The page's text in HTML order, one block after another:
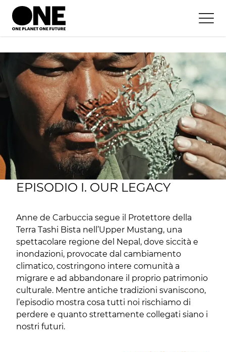
EPISODIO I. OUR LEGACY
Anne de Carbuccia segue il Protettore della
Terra Tashi Bista nell’Upper Mustang, una
spettacolare regione del Nepal, dove siccità e
inondazioni, provocate dal cambiamento
climatico, costringono intere comunità a
migrare e ad abbandonare il proprio patrimonio
culturale. Mentre antiche tradizioni svaniscono,
l’episodio mostra cosa tutti noi rischiamo di
perdere e quanto strettamente collegati siano i
nostri futuri.